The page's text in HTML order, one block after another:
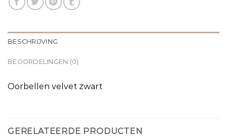
BESCHRIJVING
BEOORDELINGEN (0)
Oorbellen velvet zwart
GERELATEERDE PRODUCTEN